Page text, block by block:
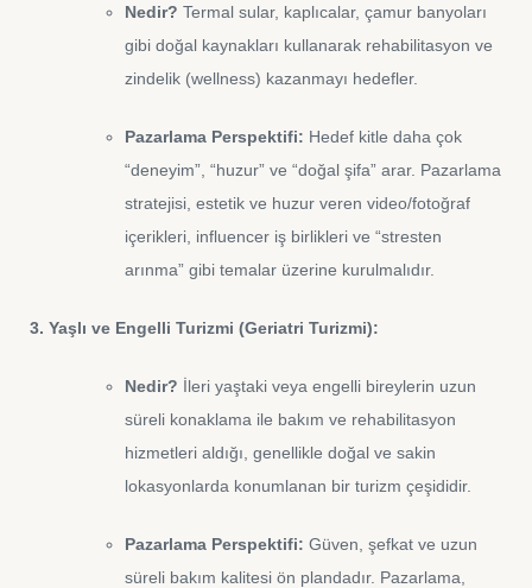
Nedir? Termal sular, kaplıcalar, çamur banyoları
gibi doğal kaynakları kullanarak rehabilitasyon ve
zindelik (wellness) kazanmayı hedefler.
Pazarlama Perspektifi: Hedef kitle daha çok
“deneyim”, “huzur” ve “doğal şifa” arar. Pazarlama
stratejisi, estetik ve huzur veren video/fotoğraf
içerikleri, influencer iş birlikleri ve “stresten
arınma” gibi temalar üzerine kurulmalıdır.
3. Yaşlı ve Engelli Turizmi (Geriatri Turizmi):
Nedir? İleri yaştaki veya engelli bireylerin uzun
süreli konaklama ile bakım ve rehabilitasyon
hizmetleri aldığı, genellikle doğal ve sakin
lokasyonlarda konumlanan bir turizm çeşididir.
Pazarlama Perspektifi: Güven, şefkat ve uzun
süreli bakım kalitesi ön plandadır. Pazarlama,